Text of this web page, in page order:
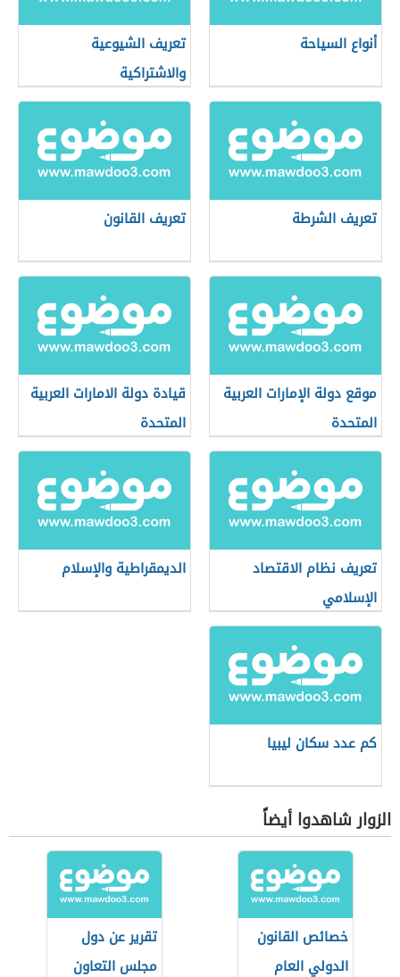
أنواع السياحة
تعريف الشيوعية
والاشتراكية
تعريف الشرطة تعريف القانون
موقع دولة الإمارات العربية
المتحدة
قيادة دولة الامارات العربية
المتحدة
تعريف نظام الاقتصاد
الإسلامي
الديمقراطية والإسلام
كم عدد سكان ليبيا
الزوار شاهدوا أيضاً
خصائص القانون
الدولي العام
تقرير عن دول
مجلس التعاون